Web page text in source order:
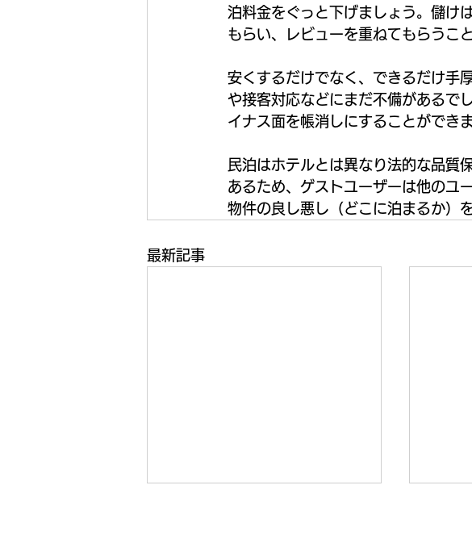
泊料金をぐっと下げましょう。儲け
もらい、レビューを重ねてもらうこ
安くするだけでなく、できるだけ手
や接客対応などにまだ不備があるで
イナス面を帳消しにすることができま
民泊はホテルとは異なり法的な品質
あるため、ゲストユーザーは他のユ
物件の良し悪し（どこに泊まるか）
最新記事